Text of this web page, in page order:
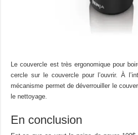
Le couvercle est très ergonomique pour
cercle sur le couvercle pour l’ouvrir. À
mécanisme permet de déverrouiller le
le nettoyage.
En conclusion